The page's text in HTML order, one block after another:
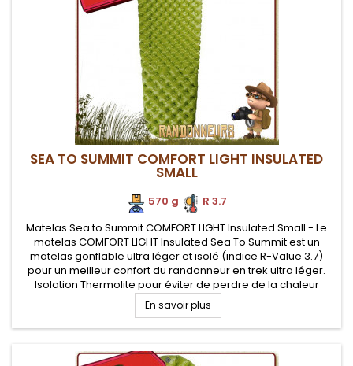
SEA TO SUMMIT COMFORT LIGHT INSULATED
SMALL
570 g
R 3.7
Matelas Sea to Summit COMFORT LIGHT Insulated Small - Le
matelas COMFORT LIGHT Insulated Sea To Summit est un
matelas gonflable ultra léger et isolé (indice R-Value 3.7)
pour un meilleur confort du randonneur en trek ultra léger.
Isolation Thermolite pour éviter de perdre de la chaleur
corporelle vers le sol. Pompe Airstream fournie pour assurer
un...
En savoir plus